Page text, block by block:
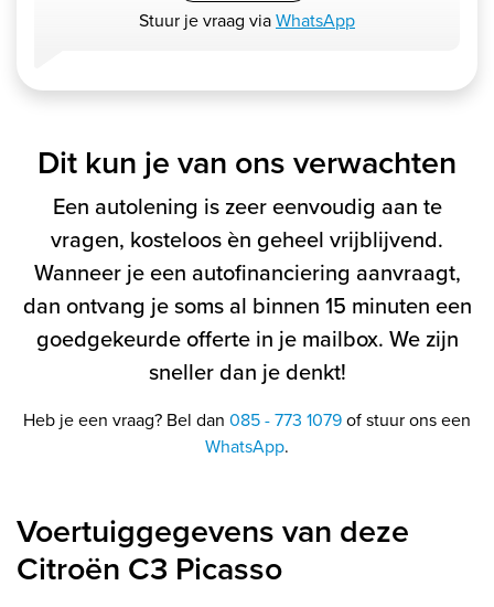
Stuur je vraag viaWhatsApp
Dit kun je van ons verwachten
Een autolening is zeer eenvoudig aan te
vragen, kosteloos èn geheel vrijblijvend.
Wanneer je een autofinanciering aanvraagt,
dan ontvang je soms al binnen 15 minuten een
goedgekeurde offerte in je mailbox. We zijn
sneller dan je denkt!
Heb je een vraag? Bel dan 085 - 773 1079of stuur ons een
WhatsApp.
Voertuiggegevens van deze
Citroën C3 Picasso